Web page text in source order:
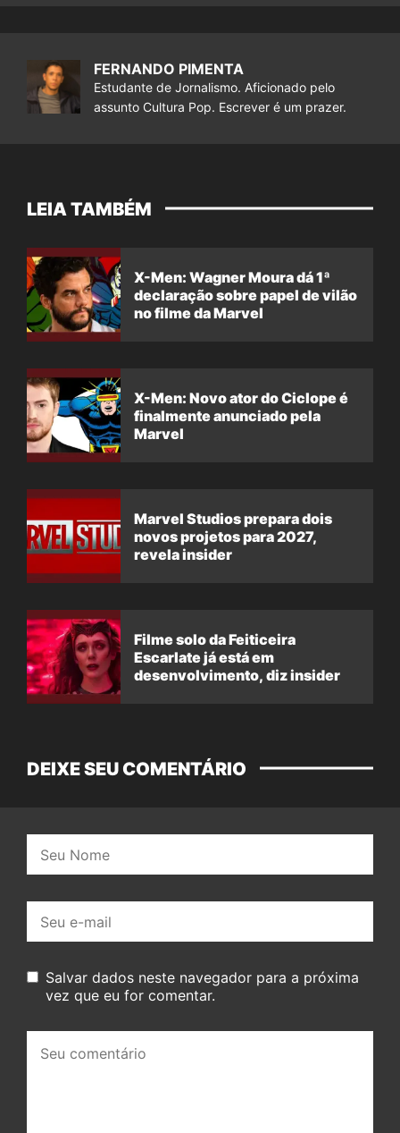
FERNANDO PIMENTA
Estudante de Jornalismo. Aficionado pelo
assunto Cultura Pop. Escrever é um prazer.
LEIA TAMBÉM
X-Men: Wagner Moura dá 1ª
declaração sobre papel de vilão
no filme da Marvel
X-Men: Novo ator do Ciclope é
finalmente anunciado pela
Marvel
Marvel Studios prepara dois
novos projetos para 2027,
revela insider
Filme solo da Feiticeira
Escarlate já está em
desenvolvimento, diz insider
DEIXE SEU COMENTÁRIO
mail:
Salvar dados neste navegador para a próxima
vez que eu for comentar.
comentário: